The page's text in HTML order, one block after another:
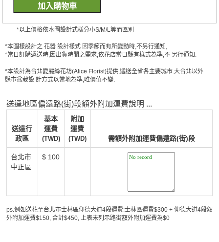
*以上價格依本圖設計式樣分小S/M/L等而區別
*本圖樣設計之 花器 設計樣式 因季節而有所變動時,不另行通知,
*當日訂購遞送時,因出貨時間之需求,依花店當日縣有樣式為準,不 另行通知.
*本設計為台北愛麗絲花坊(Alice Florist)提供,遞送全省各主要城市.大台北以外
縣市盆栽設 計方式以當地為準,唯價值不變.
送達地區偏遠路(街)段額外附加運費說明 ...
送達行
政區
基本
運費
(TWD)
附加
運費
(TWD) 需額外附加運費偏遠路(街)段
台北市
中正區
$ 100
ps.例如送花至台北市士林區仰德大道4段運費:士林區運費$300 + 仰德大道4段額
外附加運費$150, 合計$450, 上表未列示路街額外附加運費為$0